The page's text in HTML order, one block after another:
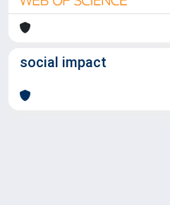
social impact